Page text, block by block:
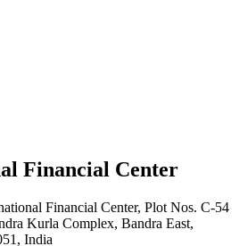
Financial Center
Financial Center, Plot Nos. C-54
Kurla Complex, Bandra East,
India